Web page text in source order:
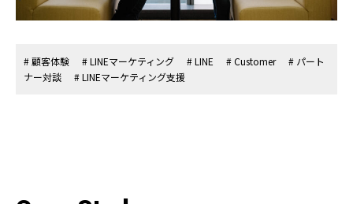
# 顧客体験 # LINEマーケティング # LINE # Customer
# パート
ナー対談
# LINEマーケティング支援